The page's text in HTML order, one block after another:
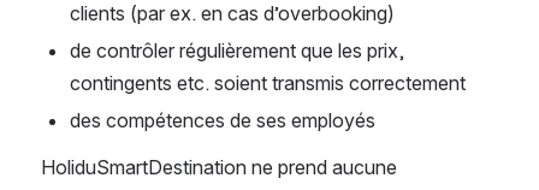
clients (par ex. en cas d’overbooking)
de contrôler régulièrement que les prix,
contingents etc. soient transmis correctement
des compétences de ses employés
HoliduSmartDestination ne prend aucune